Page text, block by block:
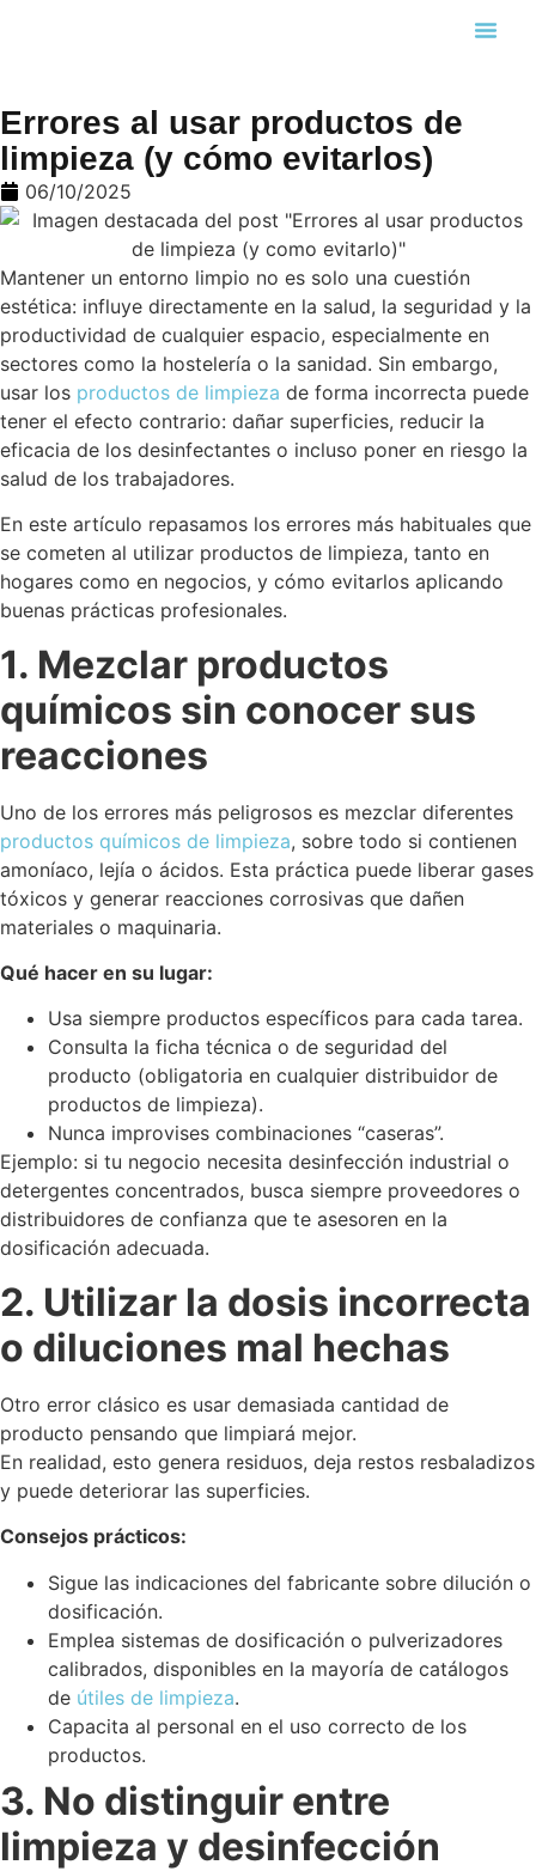
Errores al usar productos de
limpieza (y cómo evitarlos)
06/10/2025
Mantener un entorno limpio no es solo una cuestión
estética: influye directamente en la salud, la seguridad y la
productividad de cualquier espacio, especialmente en
sectores como la hostelería o la sanidad. Sin embargo,
usar los productos de limpieza de forma incorrecta puede
tener el efecto contrario: dañar superficies, reducir la
eficacia de los desinfectantes o incluso poner en riesgo la
salud de los trabajadores.
En este artículo repasamos los errores más habituales que
se cometen al utilizar productos de limpieza, tanto en
hogares como en negocios, y cómo evitarlos aplicando
buenas prácticas profesionales.
1. Mezclar productos
químicos sin conocer sus
reacciones
Uno de los errores más peligrosos es mezclar diferentes
productos químicos de limpieza, sobre todo si contienen
amoníaco, lejía o ácidos. Esta práctica puede liberar gases
tóxicos y generar reacciones corrosivas que dañen
materiales o maquinaria.
Qué hacer en su lugar:
Usa siempre productos específicos para cada tarea.
Consulta la ficha técnica o de seguridad del
producto (obligatoria en cualquier distribuidor de
productos de limpieza).
Nunca improvises combinaciones “caseras”.
Ejemplo: si tu negocio necesita desinfección industrial o
detergentes concentrados, busca siempre proveedores o
distribuidores de confianza que te asesoren en la
dosificación adecuada.
2. Utilizar la dosis incorrecta
o diluciones mal hechas
Otro error clásico es usar demasiada cantidad de
producto pensando que limpiará mejor.
En realidad, esto genera residuos, deja restos resbaladizos
y puede deteriorar las superficies.
Consejos prácticos:
Sigue las indicaciones del fabricante sobre dilución o
dosificación.
Emplea sistemas de dosificación o pulverizadores
calibrados, disponibles en la mayoría de catálogos
de útiles de limpieza.
Capacita al personal en el uso correcto de los
productos.
3. No distinguir entre
limpieza y desinfección